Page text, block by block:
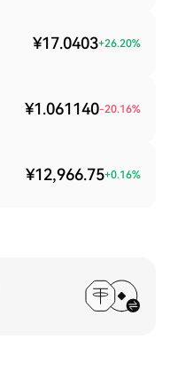
¥17.0403+26.20%
¥1.061140-20.16%
¥12,966.75+0.16%